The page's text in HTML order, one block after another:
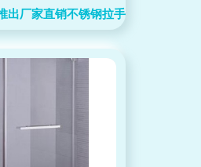
出厂家直销不锈钢拉手S1012 品质